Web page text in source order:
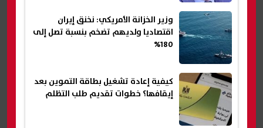
وزير الخزانة الأمريكي: نخنق إيران
اقتصاديا ولديهم تضخم بنسبة تصل إلى
180%
كيفية إعادة تشغيل بطاقة التموين بعد
إيقافها؟ خطوات تقديم طلب التظلم